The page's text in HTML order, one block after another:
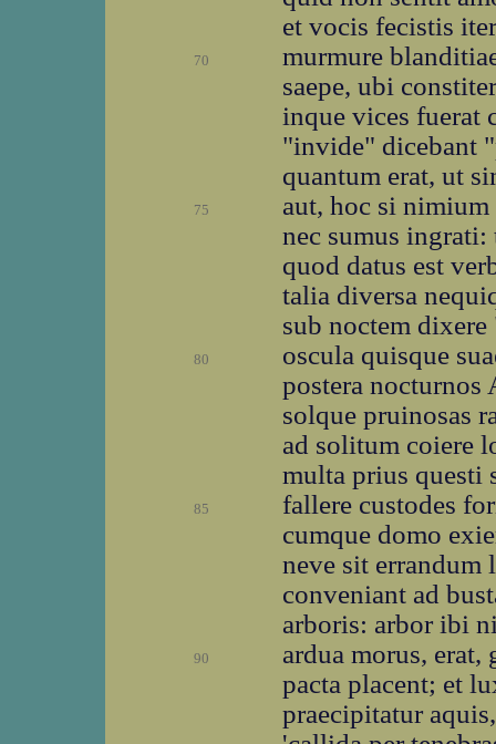
et vocis fecistis
70
murmure
saepe, ubi
inque vices fuerat
"invide" dicebant
quantum erat, ut
75
aut, hoc si nimium
nec sumus ingrati:
quod datus est
talia diversa
sub noctem
80
oscula quisque
postera nocturnos
solque pruinosas
ad solitum coiere
multa prius questi
85
fallere custodes
cumque domo
neve sit errandum
conveniant ad
arboris: arbor ibi
90
ardua morus,
pacta placent; et
praecipitatur